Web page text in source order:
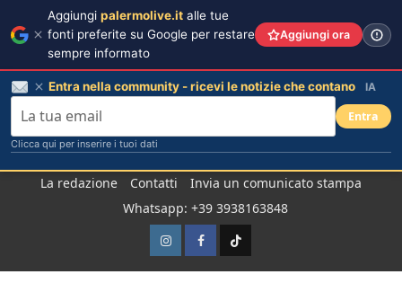
La redazione Contatti
Invia un comunicato stampa
Whatsapp: +39 3938163848
InstagramFacebook
TikTok
Aggiungi palermolive.it alle tue
fonti preferite su Google per restare
sempre informato
Aggiungi ora
Entra nella community - ricevi le notizie che contano IA
Entra
Clicca qui per inserire i tuoi dati